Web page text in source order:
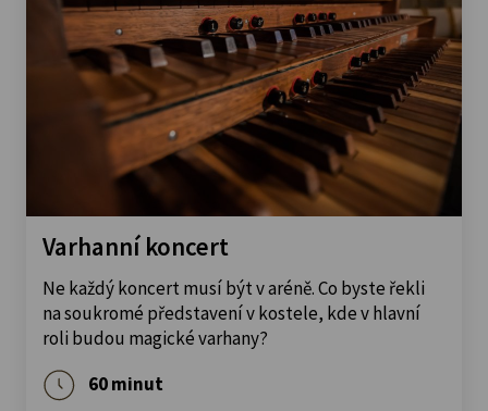
Varhanní koncert
Ne každý koncert musí být v aréně. Co byste řekli
na soukromé představení v kostele, kde v hlavní
roli budou magické varhany?
60 minut